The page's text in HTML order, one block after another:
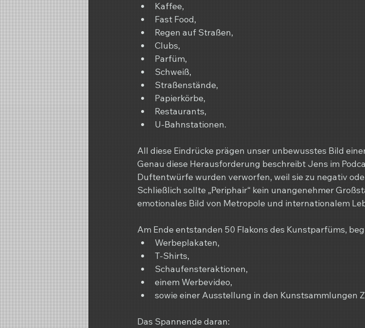
Kaffee,
Fast Food,
Regen auf Straßen,
Clubs,
Parfüm,
Schweiß,
Straßenstände,
Papierkörbe,
Restaurants,
U-Bahnstationen.
All diese Eindrücke prägen unser unbewusstes Bild
Genau diese Herausforderung beschreibt Jens im
Duftentwürfe wurden verworfen, weil sie zu negativ
Schließlich sollte „Periphair“ kein unangenehmer
emotionales Bild von Metropole und internationalem
Am Ende entstanden 50 Flakons des Kunstparfüms,
Werbeplakaten,
T-Shirts,
Schaufensteraktionen,
einem Werbevideo,
sowie einer Ausstellung in den Kunstsammlungen
Das Spannende daran: